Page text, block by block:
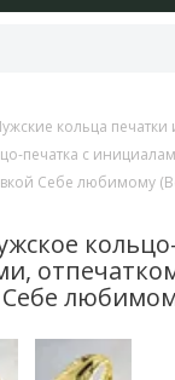
кольца печатки
печатка с
Себе любимому